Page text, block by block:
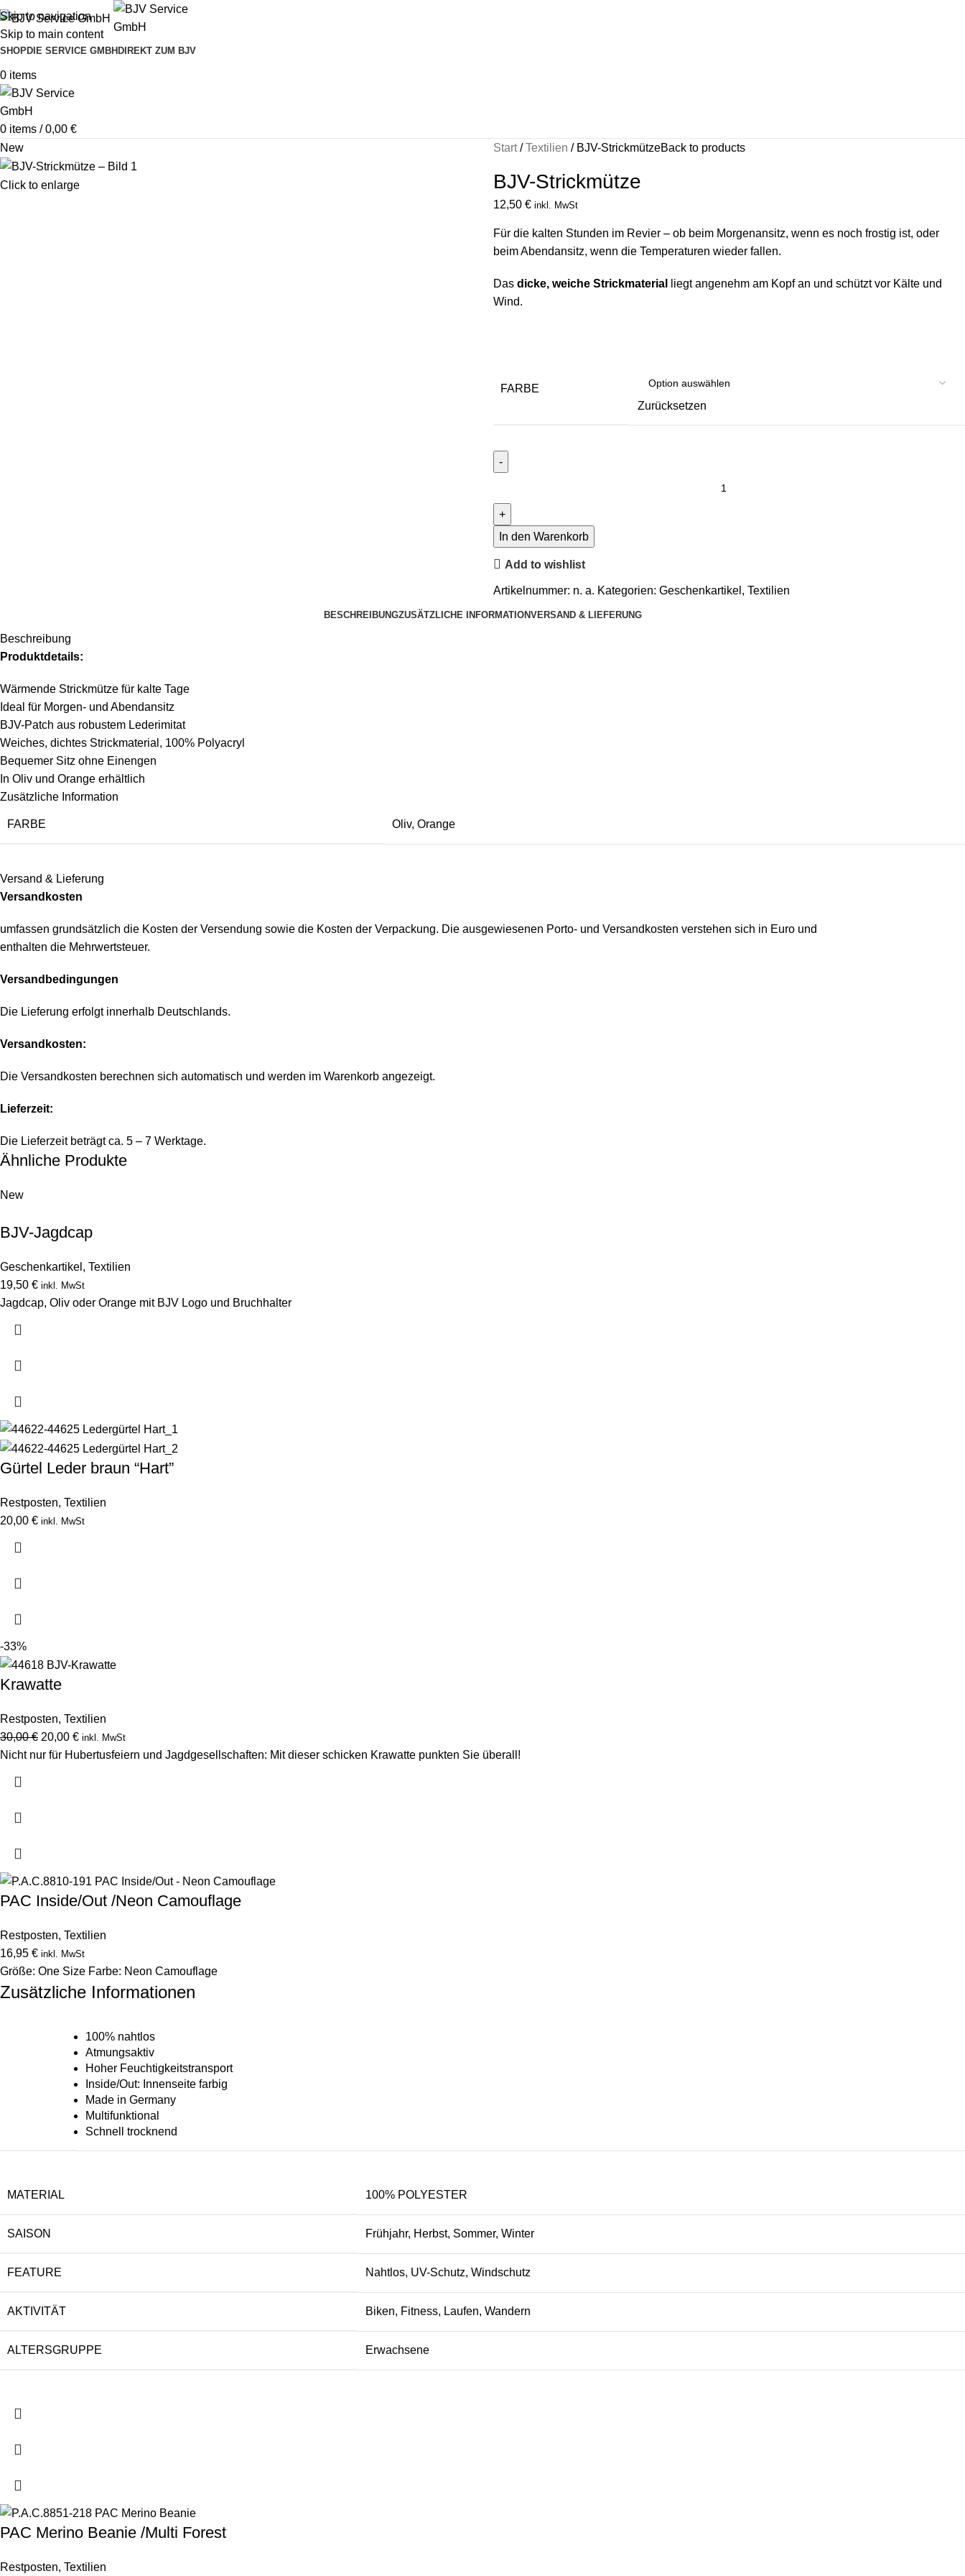
Skip to navigation
Skip to main content
SHOPDIE SERVICE GMBH DIREKT ZUM BJV
0 items
0 items / 0,00 €
New
Click to enlarge
Start Textilien BJV-StrickmützeBack to products
BJV-Strickmütze
12,50 € inkl. MwSt
Für die kalten Stunden im Revier – ob beim Morgenansitz, wenn es noch frostig ist, oder
beim Abendansitz, wenn die Temperaturen wieder fallen.
Das dicke, weiche Strickmaterial
liegt angenehm am Kopf an und schützt vor Kälte und
Wind.
FARBE
Zurücksetzen
In den Warenkorb
Add to wishlist
Artikelnummer: n. a. Kategorien: Geschenkartikel , Textilien
BESCHREIBUNGZUSÄTZLICHE INFORMATIONVERSAND & LIEFERUNG
Beschreibung
Produktdetails:
Wärmende Strickmütze für kalte Tage
Ideal für Morgen- und Abendansitz
BJV-Patch aus robustem Lederimitat
Weiches, dichtes Strickmaterial, 100% Polyacryl
Bequemer Sitz ohne Einengen
In Oliv und Orange erhältlich
Zusätzliche Information
FARBE Oliv, Orange
Versand & Lieferung
Versandkosten
umfassen grundsätzlich die Kosten der Versendung sowie die Kosten der Verpackung. Die ausgewiesenen Porto- und Versandkosten verstehen sich in Euro und
enthalten die Mehrwertsteuer.
Versandbedingungen
Die Lieferung erfolgt innerhalb Deutschlands.
Versandkosten:
Die Versandkosten berechnen sich automatisch und werden im Warenkorb angezeigt.
Lieferzeit:
Die Lieferzeit beträgt ca. 5 – 7 Werktage.
Ähnliche Produkte
New
BJV-Jagdcap
Geschenkartikel , Textilien
19,50 € inkl. MwSt
Jagdcap, Oliv oder Orange mit BJV Logo und Bruchhalter
Gürtel Leder braun “Hart”
Restposten, Textilien
20,00 € inkl. MwSt
-33%
Krawatte
Restposten, Textilien
30,00€ 20,00 € inkl. MwSt
Nicht nur für Hubertusfeiern und Jagdgesellschaften: Mit dieser schicken Krawatte punkten Sie überall!
PAC Inside/Out /Neon Camouflage
Restposten, Textilien
16,95 € inkl. MwSt
Größe: One Size Farbe: Neon Camouflage
Zusätzliche Informationen
100% nahtlos
Atmungsaktiv
Hoher Feuchtigkeitstransport
Inside/Out: Innenseite farbig
Made in Germany
Multifunktional
Schnell trocknend
MATERIAL 100% POLYESTER
SAISON Frühjahr, Herbst, Sommer, Winter
FEATURE Nahtlos, UV-Schutz, Windschutz
AKTIVITÄT Biken, Fitness, Laufen, Wandern
ALTERSGRUPPE Erwachsene
PAC Merino Beanie /Multi Forest
Restposten, Textilien